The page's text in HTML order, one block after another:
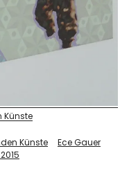
Künste
Künste
Ece Gauer